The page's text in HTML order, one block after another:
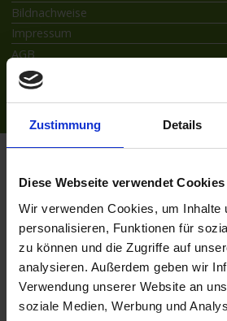
Zustimmung Details
Diese Webseite verwendet Cookies
Wir verwenden Cookies, um Inhalte
personalisieren, Funktionen für
zu können und die Zugriffe auf
analysieren. Außerdem geben wir
Verwendung unserer Website an
soziale Medien, Werbung und
Bildnachweise
Impressum
AGB
Datenschutzerklärung